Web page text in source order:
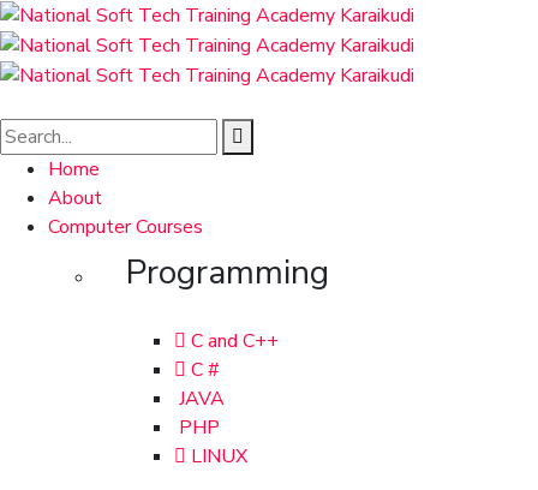
Home
About
Computer Courses
Programming
C and C++
C #
JAVA
PHP
LINUX